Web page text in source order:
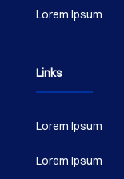
Lorem Ipsum
Links
Lorem Ipsum
Lorem Ipsum